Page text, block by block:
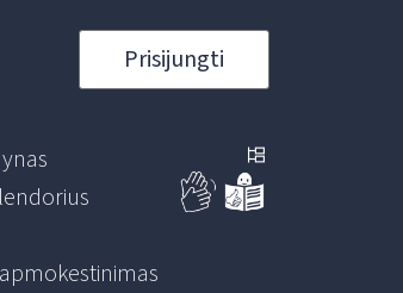
Prisijungti